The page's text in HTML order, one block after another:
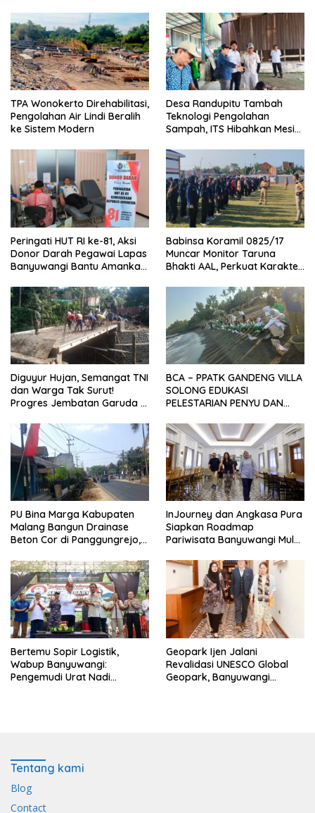
Keselamatan
TPA Wonokerto Direhabilitasi,
Pengolahan Air Lindi Beralih
ke Sistem Modern
Desa Randupitu Tambah
Teknologi Pengolahan
Sampah, ITS Hibahkan Mesin
Peringati HUT RI ke-81, Aksi
Donor Darah Pegawai Lapas
Banyuwangi Bantu Amankan
Babinsa Koramil 0825/17
Muncar Monitor Taruna
Bhakti AAL, Perkuat Karakter
Sekolah Rakyat
Diguyur Hujan, Semangat TNI
dan Warga Tak Surut!
Progres Jembatan Garuda di
BCA – PPATK GANDENG VILLA
SOLONG EDUKASI
PELESTARIAN PENYU DAN
PANTAI SELAT BALI
PU Bina Marga Kabupaten
Malang Bangun Drainase
Beton Cor di Panggungrejo,
InJourney dan Angkasa Pura
Siapkan Roadmap
Pariwisata Banyuwangi Mulai
Bertemu Sopir Logistik,
Wabup Banyuwangi:
Pengemudi Urat Nadi
Geopark Ijen Jalani
Revalidasi UNESCO Global
Geopark, Banyuwangi
Tentang kami
Blog
Contact